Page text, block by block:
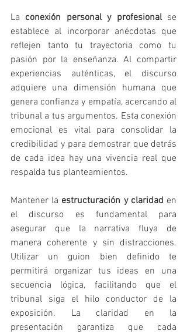
La conexión personal y profesional se
establece al incorporar anécdotas que
reflejen tanto tu trayectoria como tu
pasión por la enseñanza. Al compartir
experiencias auténticas, el discurso
adquiere una dimensión humana que
genera confianza y empatía, acercando al
tribunal a tus argumentos. Esta conexión
emocional es vital para consolidar la
credibilidad y para demostrar que detrás
de cada idea hay una vivencia real que
respalda tus planteamientos.
Mantener la estructuración y claridad en
el discurso es fundamental para
asegurar que la narrativa fluya de
manera coherente y sin distracciones.
Utilizar un guion bien definido te
permitirá organizar tus ideas en una
secuencia lógica, facilitando que el
tribunal siga el hilo conductor de la
exposición. La claridad en la
presentación garantiza que cada